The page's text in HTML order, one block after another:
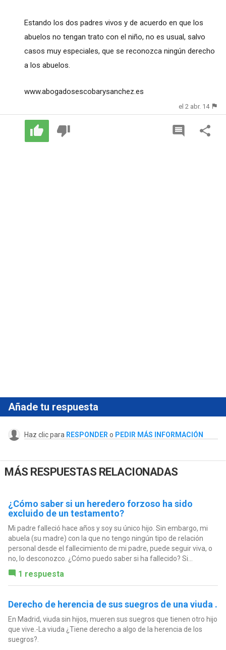
Estando los dos padres vivos y de acuerdo en que los
abuelos no tengan trato con el niño, no es usual, salvo
casos muy especiales, que se reconozca ningún derecho
a los abuelos.
www.abogadosescobarysanchez.es
el 2 abr. 14
Añade tu respuesta
Haz clic para RESPONDER o PEDIR MÁS INFORMACIÓN
MÁS RESPUESTAS RELACIONADAS
¿Cómo saber si un heredero forzoso ha sido
excluido de un testamento?
Mi padre falleció hace años y soy su único hijo. Sin embargo, mi
abuela (su madre) con la que no tengo ningún tipo de relación
personal desde el fallecimiento de mi padre, puede seguir viva, o
no, lo desconozco. ¿Cómo puedo saber si ha fallecido? Si...
1 respuesta
Derecho de herencia de sus suegros de una viuda .
En Madrid, viuda sin hijos, mueren sus suegros que tienen otro hijo
que vive.-La viuda ¿Tiene derecho a algo de la herencia de los
suegros?.